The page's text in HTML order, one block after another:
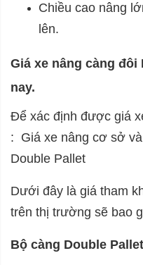
Chiều cao nâng
lên.
Giá xe nâng càng
nay.
Để xác định được giá
: Giá xe nâng cơ sở
Double Pallet
Dưới đây là giá tham
trên thị trường sẽ bao
Bộ càng Double